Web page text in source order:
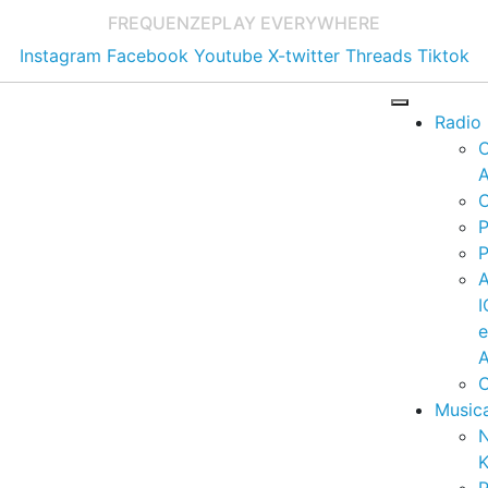
FREQUENZEPLAY EVERYWHERE
Instagram Facebook Youtube X-twitter Threads Tiktok
Radio
e